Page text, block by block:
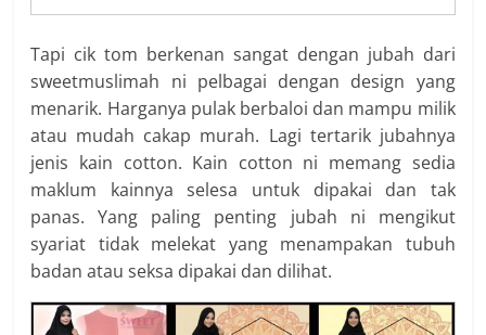
Tapi cik tom berkenan sangat dengan jubah dari
sweetmuslimah ni pelbagai dengan design yang
menarik. Harganya pulak berbaloi dan mampu milik
atau mudah cakap murah. Lagi tertarik jubahnya
jenis kain cotton. Kain cotton ni memang sedia
maklum kainnya selesa untuk dipakai dan tak
panas. Yang paling penting jubah ni mengikut
syariat tidak melekat yang menampakan tubuh
badan atau seksa dipakai dan dilihat.